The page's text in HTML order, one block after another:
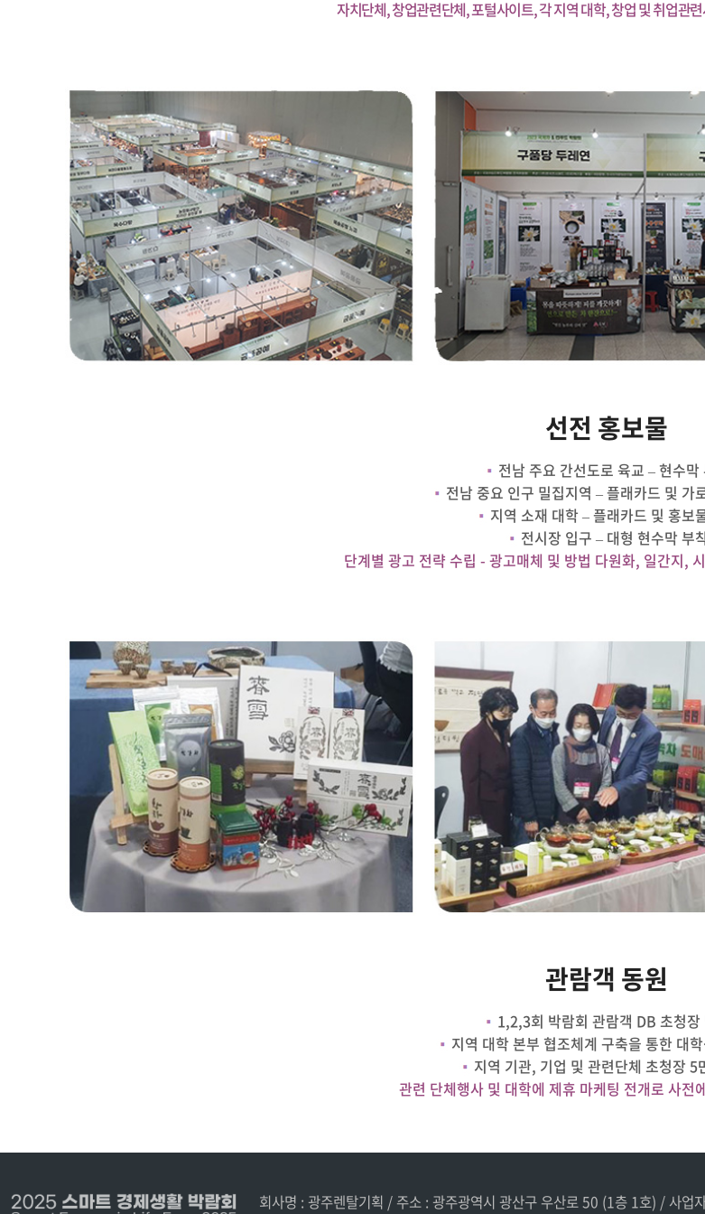
자치단체, 창업관련단체, 포털사이트, 각 지역 대학, 창업 및 취업관
선전 홍보물
전남 주요 간선도로 육교 – 현수막
전남 중요 인구 밀집지역 – 플래카드 및 가
지역 소재 대학 – 플래카드 및 홍보
전시장 입구 – 대형 현수막 부
단계별 광고 전략 수립 - 광고매체 및 방법 다원화, 일간지,
관람객 동원
1,2,3회 박람회 관람객 DB 초청장
지역 대학 본부 협조체계 구축을 통한 대
지역 기관, 기업 및 관련단체 초청장 5
관련 단체행사 및 대학에 제휴 마케팅 전개로 사전
회사명 : 광주렌탈기획 / 주소 : 광주광역시 광산구 우산로 50 (1층 1호) / 사